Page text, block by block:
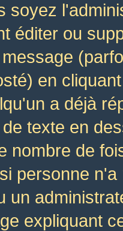
soyez
éditer ou
en
a déjà
texte en
nombre de
personne
un
expliquant